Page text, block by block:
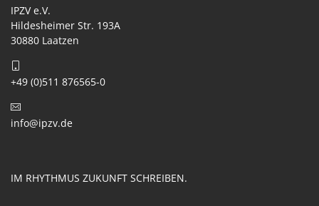
IPZV e.V.
Hildesheimer Str. 193A
30880 Laatzen
+49 (0)511 876565-0
info@ipzv.de
IM RHYTHMUS ZUKUNFT SCHREIBEN.